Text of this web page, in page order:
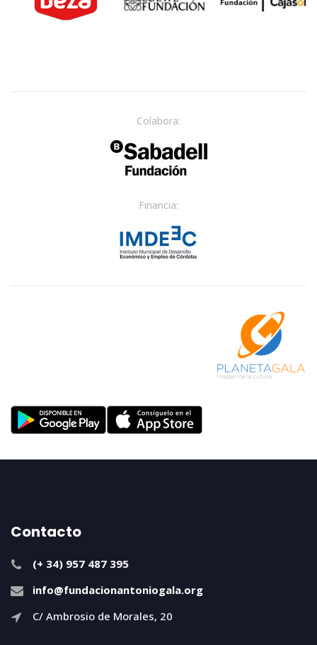
Colabora:
Financia:
Contacto
(+ 34) 957 487 395
info@fundacionantoniogala.org
C/ Ambrosio de Morales, 20